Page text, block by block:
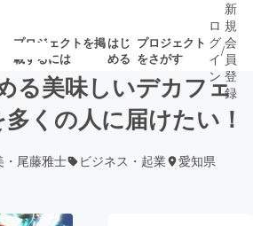
プロジェクトを掲
載するには
はじ
める
プロジェクト
をさがす
の新着プロ
クト
募集終了が近いプ
ロジェクト
もうすぐ公開
されます
ロ
グ
イ
ン
/
新
規
会
員
登
録
る美味しいデカフェ
多くの人に届けたい！
・尾藤雅士 ビジネス・起業 愛知県